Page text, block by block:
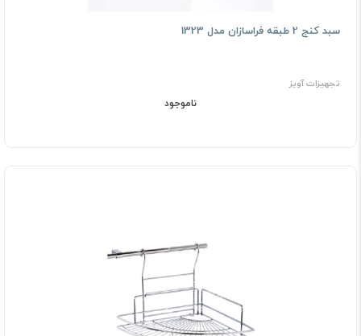
سبد کنج 2 طبقه فراسازان مدل 1323
تجهیزات آویز
ناموجود